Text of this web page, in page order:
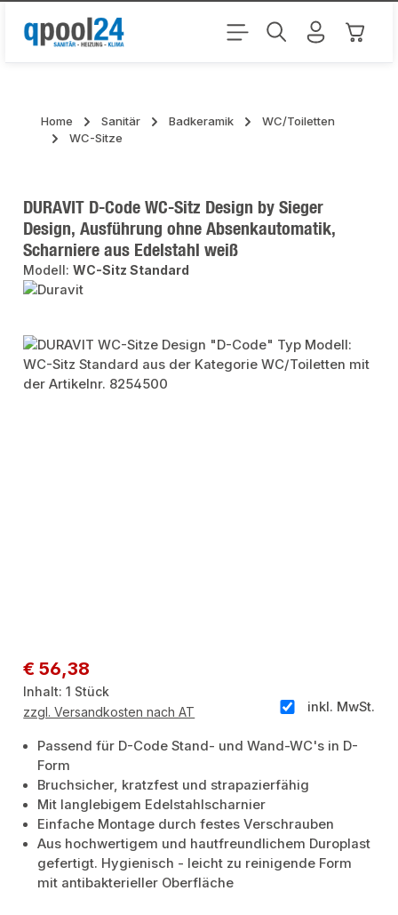
Zum Hauptinhalt springen
Home Sanitär Badkeramik
WC/Toiletten
WC-Sitze
DURAVIT D-Code WC-Sitz Design by Sieger
Design, Ausführung ohne Absenkautomatik,
Scharniere aus Edelstahl weiß
Modell:WC-Sitz Standard
Bildergalerie überspringen
Regulärer Preis:
€ 56,38
Inhalt:1 Stück
inkl. MwSt.
zzgl. Versandkosten nach AT
Passend für D-Code Stand- und Wand-WC's in D-
Form
Bruchsicher, kratzfest und strapazierfähig
Mit langlebigem Edelstahlscharnier
Einfache Montage durch festes Verschrauben
Aus hochwertigem und hautfreundlichem Duroplast
gefertigt. Hygienisch - leicht zu reinigende Form
mit antibakterieller Oberfläche